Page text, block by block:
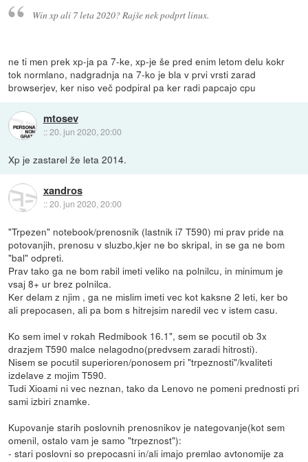
Win xp ali 7 leta 2020? Rajše nek podprt linux.
ne ti men prek xp-ja pa 7-ke, xp-je še pred enim letom delu kokr
tok normlano, nadgradnja na 7-ko je bla v prvi vrsti zarad
browserjev, ker niso več podpiral pa ker radi papcajo cpu
mtosev
::20. jun 2020, 20:00
Xp je zastarel že leta 2014.
xandros
::20. jun 2020, 20:00
"Trpezen" notebook/prenosnik (lastnik i7 T590) mi prav pride na
potovanjih, prenosu v sluzbo,kjer ne bo skripal, in se ga ne bom
"bal" odpreti.
Prav tako ga ne bom rabil imeti veliko na polnilcu, in minimum je
vsaj 8+ ur brez polnilca.
Ker delam z njim , ga ne mislim imeti vec kot kaksne 2 leti, ker bo
ali prepocasen, ali pa bom s hitrejsim naredil vec v istem casu.
Ko sem imel v rokah Redmibook 16.1", sem se pocutil ob 3x
drazjem T590 malce nelagodno(predvsem zaradi hitrosti).
Nisem se pocutil superioren/ponosem pri "trpeznosti"/kvaliteti
izdelave z mojim T590.
Tudi Xioami ni vec neznan, tako da Lenovo ne pomeni prednosti pri
sami izbiri znamke.
Kupovanje starih poslovnih prenosnikov je nategovanje(kot sem
omenil, ostalo vam je samo "trpeznost"):
- stari poslovni so prepocasni in/ali imajo premlao avtonomije za